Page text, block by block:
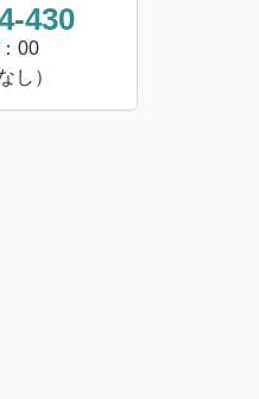
430
00
し）